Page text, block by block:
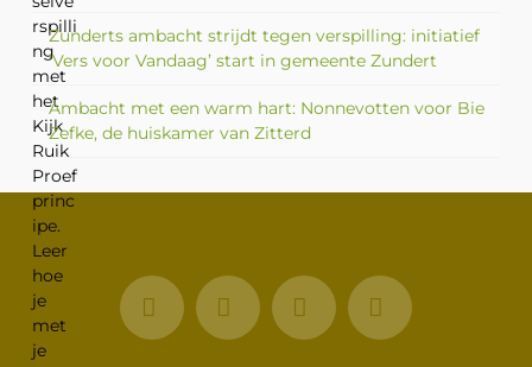
Zunderts ambacht strijdt tegen verspilling: initiatief
‘Vers voor Vandaag’ start in gemeente Zundert
Ambacht met een warm hart: Nonnevotten voor Bie
Zefke, de huiskamer van Zitterd